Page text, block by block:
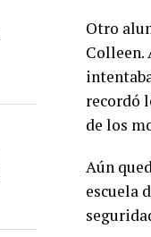
Otro
Colleen.
recordó
de los
Aún
escuela